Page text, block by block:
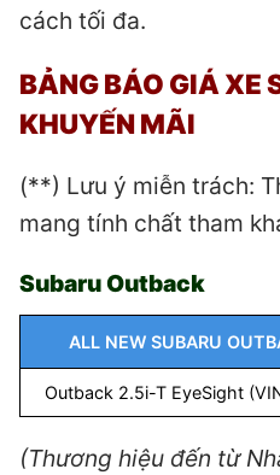
cách tối đa.
BẢNG BÁO GIÁ XE
KHUYẾN MÃI
(**) Lưu ý miễn trách:
mang tính chất tham
Subaru Outback
ALL NEW SUBARU
Outback 2.5i-T EyeSight
(Thương hiệu đến từ